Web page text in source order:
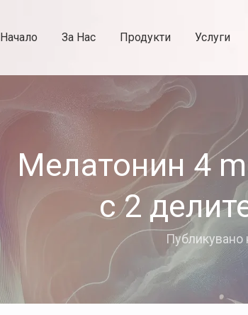
Начало За Нас Продукти Услуги
Мелатонин 4
с 2